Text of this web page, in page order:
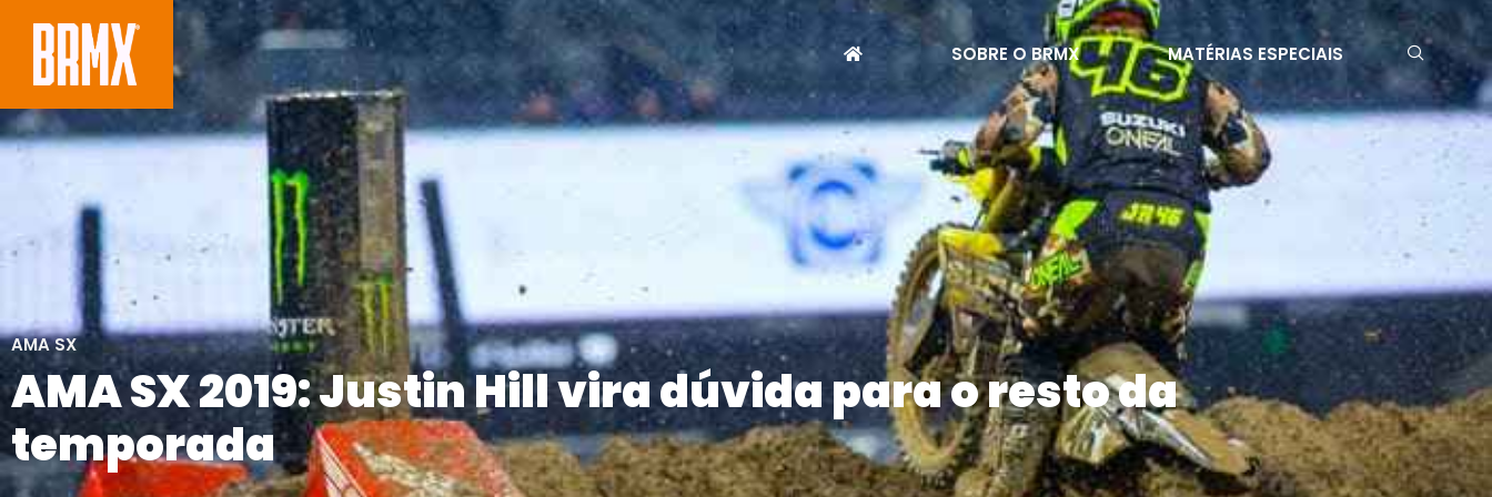
SOBRE O BRMX MATÉRIAS ESPECIAIS
AMA SX
AMA SX 2019: Justin Hill vira dúvida para o resto da
temporada